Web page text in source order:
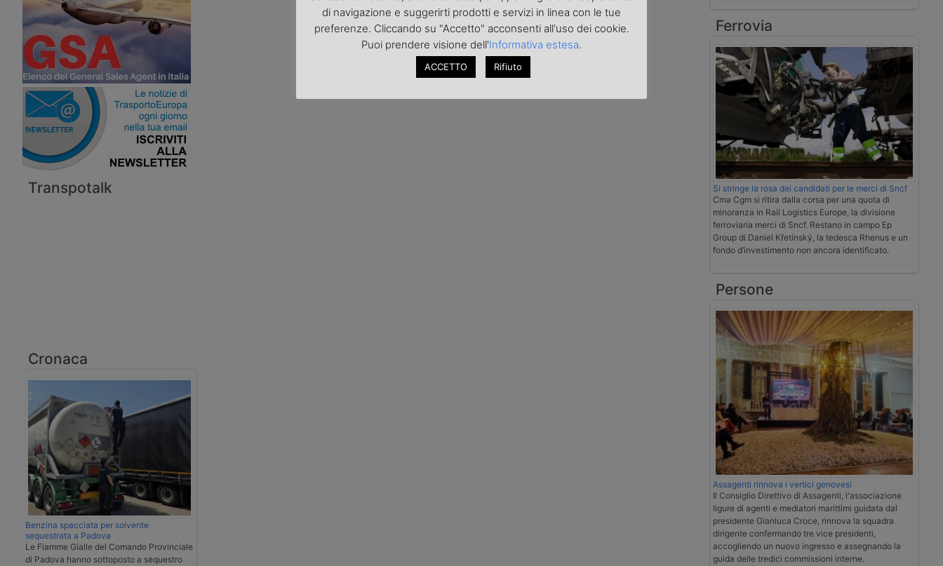
Transpotalk
Cronaca
Benzina spacciata per solvente
sequestrata a Padova
Le Fiamme Gialle del Comando Provinciale
di Padova hanno sottoposto a sequestro
Ferrovia
Si stringe la rosa dei candidati per le merci di Sncf
Cma Cgm si ritira dalla corsa per una quota di
minoranza in Rail Logistics Europe, la divisione
ferroviaria merci di Sncf. Restano in campo Ep
Group di Daniel Křetínský, la tedesca Rhenus e un
fondo d’investimento non ancora identificato.
Persone
Assagenti rinnova i vertici genovesi
Il Consiglio Direttivo di Assagenti, l'associazione
ligure di agenti e mediatori marittimi guidata dal
presidente Gianluca Croce, rinnova la squadra
dirigente confermando tre vice presidenti,
accogliendo un nuovo ingresso e assegnando la
guida delle tredici commissioni interne.
di navigazione e suggerirti prodotti e servizi in linea con le tue
preferenze. Cliccando su "Accetto" acconsenti all'uso dei cookie.
Puoi prendere visione dell'Informativa estesa.
ACCETTO Rifiuto